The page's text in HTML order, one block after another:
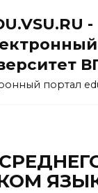
-
портал